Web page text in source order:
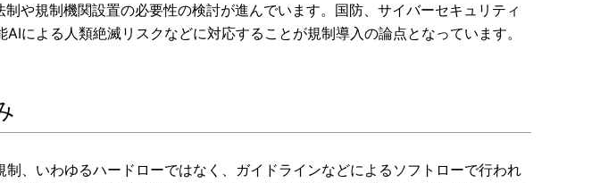
や規制機関設置の必要性の検討が進んでいます。国防、サイバーセキュリティ
による人類絶滅リスクなどに対応することが規制導入の論点となっています。
、いわゆるハードローではなく、ガイドラインなどによるソフトローで行われ